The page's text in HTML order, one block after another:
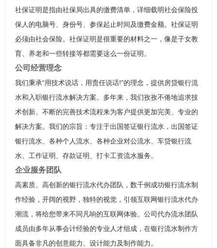
社保证明是指由社保局出具的缴费清单，详细载明社会保险投
保人的电脑号、身份号、参保起止时间及缴费金额。社保证明
必须由社会保险。社保证明是很重要的材料之一，像是子女教
育、养老和一些转接等都需要这么一份证明。
公司经营理念
我们秉承“用技术说话，用责任说话!”的理念，提供房贷银行流
水和入职银行流水解决方案。多年来，我们孜孜不倦地追求技
术创新、不断的完善技术流程来为客户提供更加完美、专业的
解决方案。我们的宗旨：专注于出国签证银行流水，出国签证
银行流水、各种个人流水、各种企业对公流水、车贷银行流
水、工作证明、存款证明、打卡工资流水服务。
企业服务团队
高素质、高创新的银行流水代办团队，数千例成功银行流水制
作经验，开阔的视野，独特的视觉，引领互联网银行流水代办
潮流，将给您带来不同凡响的互联网体验。公司代办流水团队
成员由多年从事会计经验的专业人才组成，在银行流水制作方
面具备非凡的创意能力、设计能力及制作能力。